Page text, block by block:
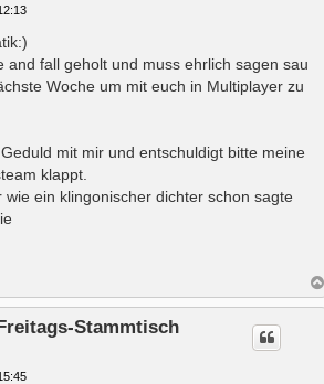
and fall geholt und muss ehrlich sagen sau
Woche um mit euch in Multiplayer zu
mit mir und entschuldigt bitte meine
klappt.
wie ein klingonischer dichter schon sagte
Stammtisch